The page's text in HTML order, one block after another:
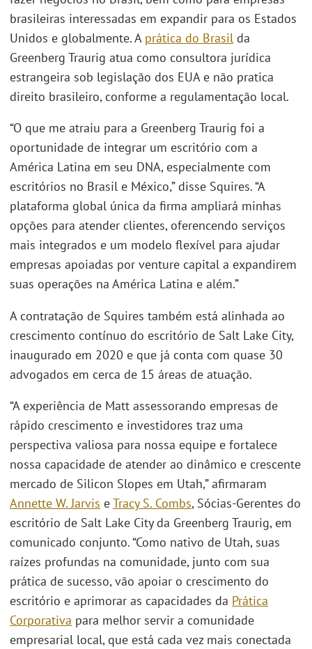
brasileiras interessadas em expandir para os Estados
Unidos e globalmente. A prática do Brasil da
Greenberg Traurig atua como consultora jurídica
estrangeira sob legislação dos EUA e não pratica
direito brasileiro, conforme a regulamentação local.
“O que me atraiu para a Greenberg Traurig foi a
oportunidade de integrar um escritório com a
América Latina em seu DNA, especialmente com
escritórios no Brasil e México,” disse Squires. “A
plataforma global única da firma ampliará minhas
opções para atender clientes, oferencendo serviços
mais integrados e um modelo flexível para ajudar
empresas apoiadas por venture capital a expandirem
suas operações na América Latina e além.”
A contratação de Squires também está alinhada ao
crescimento contínuo do escritório de Salt Lake City,
inaugurado em 2020 e que já conta com quase 30
advogados em cerca de 15 áreas de atuação.
“A experiência de Matt assessorando empresas de
rápido crescimento e investidores traz uma
perspectiva valiosa para nossa equipe e fortalece
nossa capacidade de atender ao dinâmico e crescente
mercado de Silicon Slopes em Utah,” afirmaram
Annette W. Jarvis eTracy S. Combs, Sócias-Gerentes do
escritório de Salt Lake City da Greenberg Traurig, em
comunicado conjunto. “Como nativo de Utah, suas
raízes profundas na comunidade, junto com sua
prática de sucesso, vão apoiar o crescimento do
escritório e aprimorar as capacidades da Prática
Corporativa para melhor servir a comunidade
empresarial local, que está cada vez mais conectada